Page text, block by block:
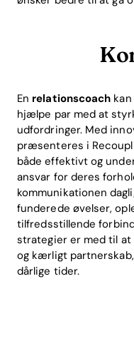
En relationscoach
hjælpe par med at
udfordringer. Med
præsenteres i
både effektivt og
ansvar for deres
kommunikationen
funderede øvelser,
tilfredsstillende
strategier er med til
og kærligt
dårlige tider.